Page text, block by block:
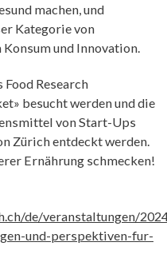
machen, und
Kategorie von
und Innovation.
Research
besucht werden und die
von Start-Ups
Zürich entdeckt werden.
Ernährung schmecken!
de/veranstaltungen/
und-perspektiven-fur-